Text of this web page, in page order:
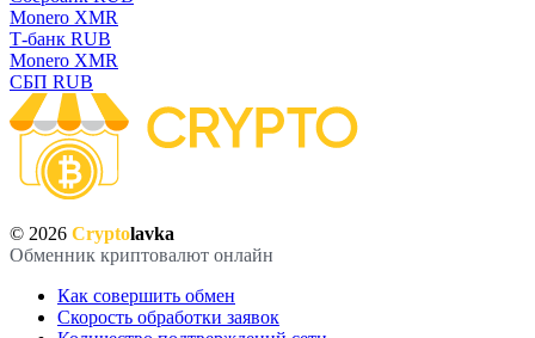
Monero XMR
Т-банк RUB
Monero XMR
СБП RUB
© 2026 Cryptolavka
Обменник криптовалют онлайн
Как совершить обмен
Скорость обработки заявок